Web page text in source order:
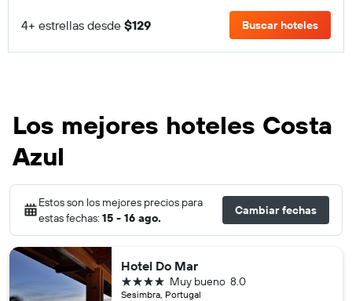
4+ estrellas desde $129 Buscar hoteles
Los mejores hoteles Costa
Azul
Estos son los mejores precios para
estas fechas: 15 - 16 ago.
Cambiar fechas
Hotel Do Mar
Sesimbra, Portugal
8.0
Muy bueno
4 estrellas